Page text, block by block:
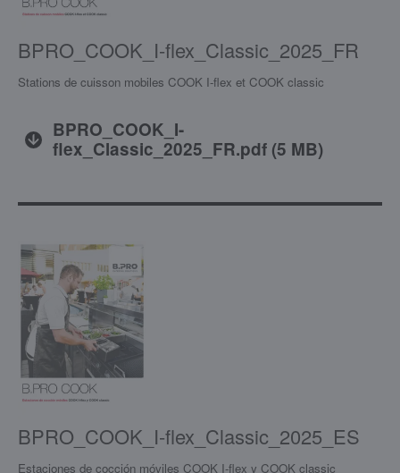
BPRO_COOK_I-flex_Classic_2025_FR
Stations de cuisson mobiles COOK I-flex et COOK classic
BPRO_COOK_I-
flex_Classic_2025_FR.pdf(5 MB)
BPRO_COOK_I-flex_Classic_2025_ES
Estaciones de cocción móviles COOK I-flex y COOK classic